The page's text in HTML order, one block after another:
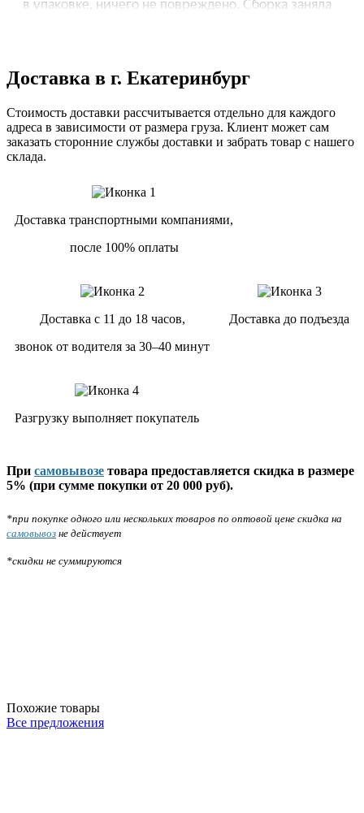
Доставка в г. Екатеринбург
Стоимость доставки рассчитывается отдельно для каждого
адреса в зависимости от размера груза. Клиент может сам
заказать сторонние службы доставки и забрать товар с нашего
склада.
Доставка транспортными компаниями,
после 100% оплаты
Доставка с 11 до 18 часов,
звонок от водителя за 30–40 минут
Доставка до подъезда
Разгрузку выполняет покупатель
При самовывозе товара предоставляется скидка в размере
5% (при сумме покупки от 20 000 руб).
*при покупке одного или нескольких товаров по оптовой цене скидка на
самовывоз не действует
*скидки не суммируются
Похожие товары
Все предложения